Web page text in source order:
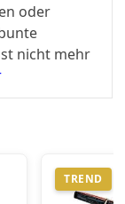
oder
nicht mehr
TREND